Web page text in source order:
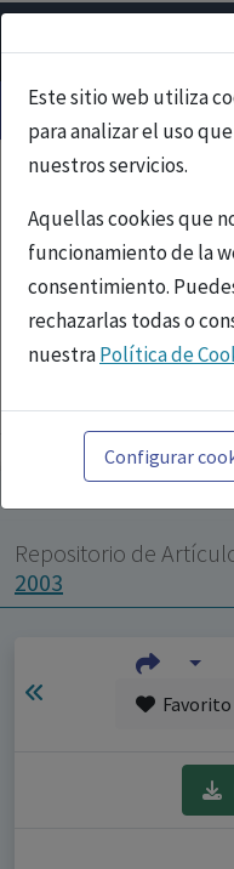
Este sitio web utiliza
para analizar el uso
nuestros servicios.
Aquellas cookies que
funcionamiento de la
consentimiento.
rechazarlas todas o
nuestraPolítica de
Toda la información
referida a productos
tanto, dirigida a
facultados para
con ejercicio
fármacos se facilita a
siendo
facultados prescribir
caso concreto, el
necesidades del
Configurar
Repositorio de
2003
Favorito